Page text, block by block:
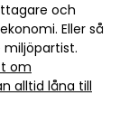
och
Eller så
om
alltid låna till